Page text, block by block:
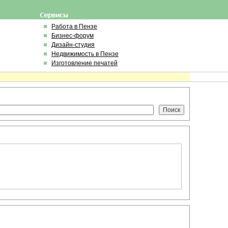
Работа в Пензе
Бизнес-форум
Дизайн-студия
Недвижимость в Пензе
Изготовление печатей